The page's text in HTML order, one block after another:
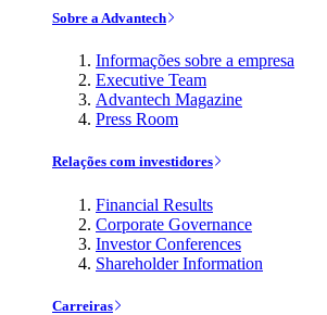
Sobre a Advantech
Informações sobre a empresa
Executive Team
Advantech Magazine
Press Room
Relações com investidores
Financial Results
Corporate Governance
Investor Conferences
Shareholder Information
Carreiras